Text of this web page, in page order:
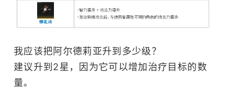
我应该把阿尔德莉亚升到多少级？
建议升到2星，因为它可以增加治疗目标的数
量。